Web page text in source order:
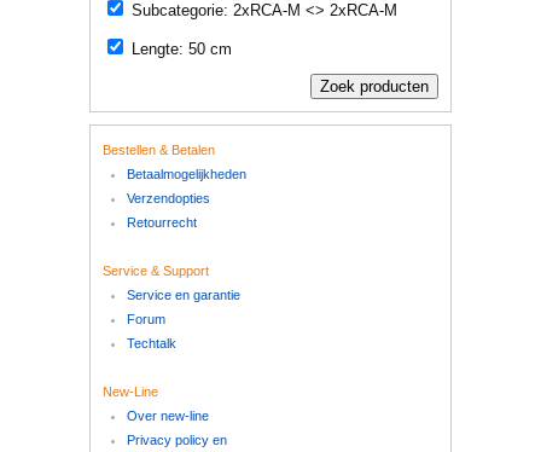
Subcategorie: 2xRCA-M <> 2xRCA-M
Lengte: 50 cm
Bestellen & Betalen
Betaalmogelijkheden
Verzendopties
Retourrecht
Service & Support
Service en garantie
Forum
Techtalk
New-Line
Over new-line
Privacy policy en